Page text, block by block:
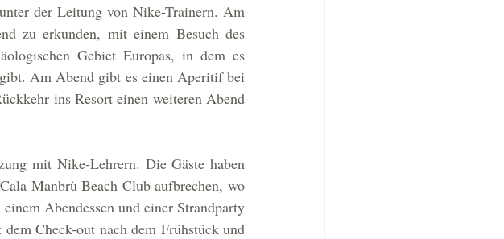
der Leitung von Nike-Trainern. Am
zu erkunden, mit einem Besuch des
Gebiet Europas, in dem es
Am Abend gibt es einen Aperitif bei
ins Resort einen weiteren Abend
mit Nike-Lehrern. Die Gäste haben
Manbrù Beach Club aufbrechen, wo
Abendessen und einer Strandparty
Check-out nach dem Frühstück und